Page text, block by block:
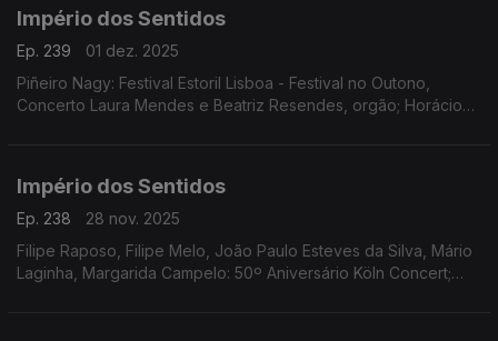
Império dos Sentidos
Ep. 239
01 dez. 2025
Piñeiro Nagy: Festival Estoril Lisboa - Festival no Outono,
Concerto Laura Mendes e Beatriz Resendes, orgão; Horácio
Império dos Sentidos
Ep. 238
28 nov. 2025
Filipe Raposo, Filipe Melo, João Paulo Esteves da Silva, Mário
Laginha, Margarida Campelo: 50º Aniversário Köln Concert;